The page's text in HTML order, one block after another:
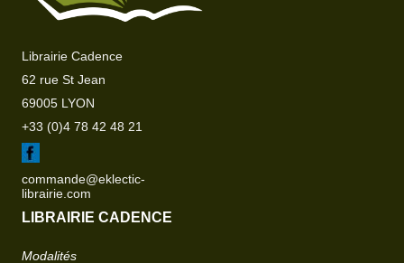
Librairie Cadence
62 rue St Jean
69005 LYON
+33 (0)4 78 42 48 21
commande@eklectic-
librairie.com
LIBRAIRIE CADENCE
Modalités